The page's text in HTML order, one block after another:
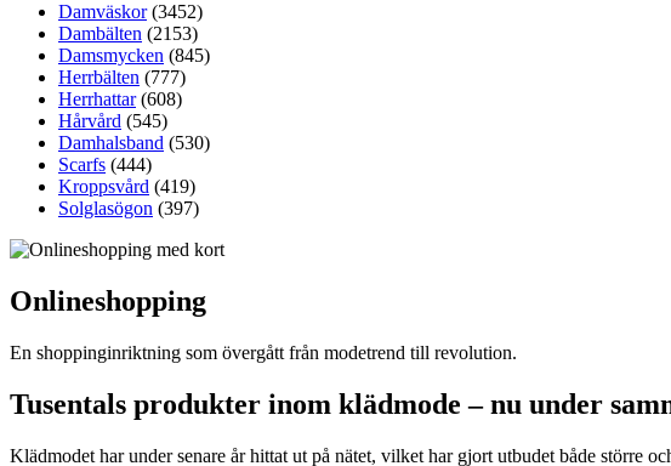
Damväskor (3452)
Dambälten (2153)
Damsmycken (845)
Herrbälten (777)
Herrhattar (608)
Hårvård (545)
Damhalsband (530)
Scarfs (444)
Kroppsvård (419)
Solglasögon (397)
Onlineshopping
En shoppinginriktning som övergått från modetrend till revolution.
Tusentals produkter inom klädmode – nu under
Klädmodet har under senare år hittat ut på nätet, vilket har gjort utbudet både större